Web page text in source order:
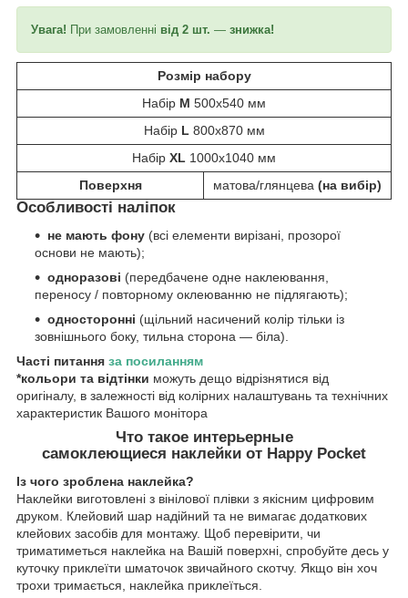
Увага! При замовленні від 2 шт. — знижка!
Розмір набору
Набір М 500х540 мм
Набір L800х870 мм
Набір XL 1000х1040 мм
Поверхня
матова/глянцева (на вибір)
Особливості наліпок
не мають фону (всі елементи вирізані, прозорої
основи не мають);
одноразові (передбачене одне наклеювання,
переносу / повторному оклеюванню не підлягають);
односторонні (щільний насичений колір тільки із
зовнішнього боку, тильна сторона — біла).
Часті питання за посиланням
*кольори та відтінки можуть дещо відрізнятися від
оригіналу, в залежності від колірних налаштувань та технічних
характеристик Вашого монітора
Что такое интерьерные
самоклеющиеся наклейки от Happy Pocket
Із чого зроблена наклейка?
Наклейки виготовлені з вінілової плівки з якісним цифровим
друком. Клейовий шар надійний та не вимагає додаткових
клейових засобів для монтажу. Щоб перевірити, чи
триматиметься наклейка на Вашій поверхні, спробуйте десь у
куточку приклеїти шматочок звичайного скотчу. Якщо він хоч
трохи тримається, наклейка приклеїться.